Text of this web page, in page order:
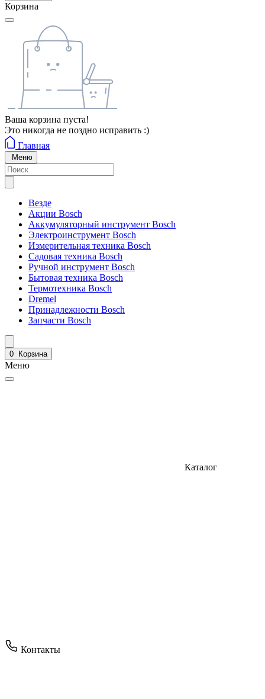
Корзина
Ваша корзина пуста!
Это никогда не поздно исправить :)
Главная
Меню
Везде
Акции Bosch
Аккумуляторный инструмент Bosch
Электроинструмент Bosch
Измерительная техника Bosch
Садовая техника Bosch
Ручной инструмент Bosch
Бытовая техника Bosch
Термотехника Bosch
Dremel
Принадлежности Bosch
Запчасти Bosch
0 Корзина
Меню
Каталог
Контакты